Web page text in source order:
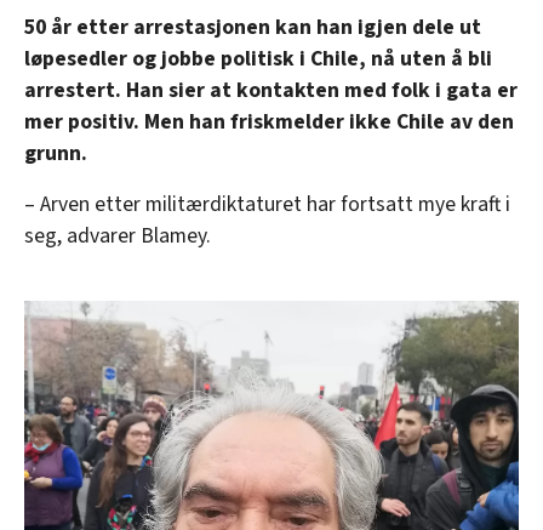
50 år etter arrestasjonen kan han igjen dele ut
løpesedler og jobbe politisk i Chile, nå uten å bli
arrestert. Han sier at kontakten med folk i gata er
mer positiv. Men han friskmelder ikke Chile av den
grunn.
– Arven etter militærdiktaturet har fortsatt mye kraft i
seg, advarer Blamey.